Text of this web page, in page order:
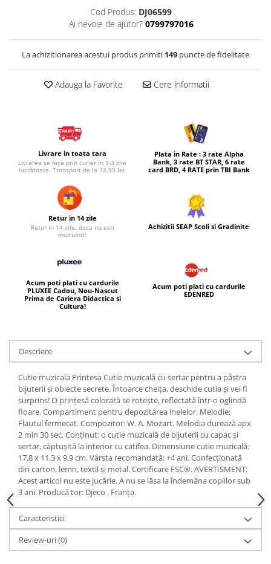
Pictura, modelaj si accesorii
Tarcuri si corturi
Tarc joaca copii
Corturi copii
Cod Produs: DJ06599
Ai nevoie de ajutor? 0799797016
La achizitionarea acestui produs primiti 149 puncte de fidelitate
Adauga la Favorite Cere informatii
Livrare in toata tara
Livrarea se face prin curier in 1-3 zile
lucrătoare. Transport de la 12.99 lei.
Plata in Rate : 3 rate Alpha
Bank, 3 rate BT STAR, 6 rate
card BRD, 4 RATE prin TBI Bank
Retur in 14 zile
Retur in 14 zile, daca nu esti
multumit!
Achizitii SEAP Scoli si Gradinite
Acum poti plati cu cardurile
PLUXEE Cadou, Nou-Nascut
Prima de Cariera Didactica si
Cultura!
Acum poti plati cu cardurile
EDENRED
Descriere
Cutie muzicala Printesa Cutie muzicală cu sertar pentru a păstra
bijuterii și obiecte secrete. Întoarce cheița, deschide cutia și vei fi
surprins! O prințesă colorată se rotește, reflectată într-o oglindă
floare. Compartiment pentru depozitarea inelelor. Melodie:
Flautul fermecat. Compozitor: W. A. Mozart. Melodia durează apx
2 min 30 sec. Conținut: o cutie muzicală de bijuterii cu capac și
sertar, căptușită la interior cu catifea. Dimensiune cutie muzicală:
17,8 x 11,3 x 9,9 cm. Vârsta recomandată: +4 ani. Confecționată
din carton, lemn, textil și metal. Certificare FSC®. AVERTISMENT:
Acest articol nu este jucărie. A nu se lăsa la îndemâna copiilor sub
3 ani. Producă tor: Djeco , Franța.
Caracteristici
Review-uri(0)